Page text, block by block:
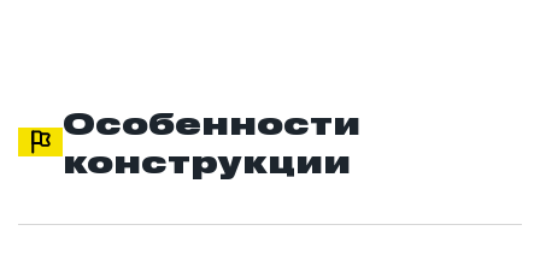
Особенности
конструкции